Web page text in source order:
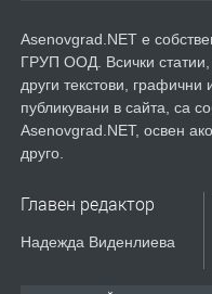
Asenovgrad.NET е
ГРУП ООД. Всички
други текстови, графични
публикувани в сайта, са
Asenovgrad.NET, освен
друго.
Главен редактор
Надежда Виденлиева